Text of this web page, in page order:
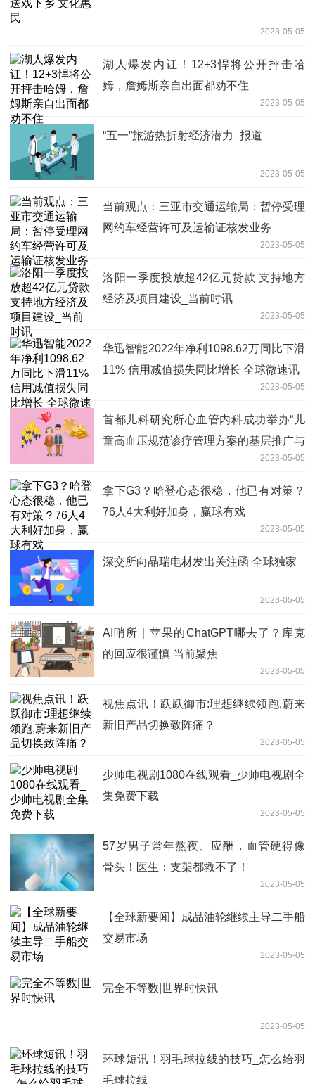
2023-05-05
湖人爆发内讧！12+3悍将公开抨击哈
姆，詹姆斯亲自出面都劝不住
2023-05-05
“五一”旅游热折射经济潜力_报道
2023-05-05
当前观点：三亚市交通运输局：暂停受理
网约车经营许可及运输证核发业务
2023-05-05
洛阳一季度投放超42亿元贷款 支持地方
经济及项目建设_当前时讯
2023-05-05
华迅智能2022年净利1098.62万同比下滑
11% 信用减值损失同比增长 全球微速讯
2023-05-05
首都儿科研究所心血管内科成功举办“儿
童高血压规范诊疗管理方案的基层推广与
2023-05-05
拿下G3？哈登心态很稳，他已有对策？
76人4大利好加身，赢球有戏
2023-05-05
深交所向晶瑞电材发出关注函 全球独家
2023-05-05
AI哨所｜苹果的ChatGPT哪去了？库克
的回应很谨慎 当前聚焦
2023-05-05
视焦点讯！跃跃御市:理想继续领跑,蔚来
新旧产品切换致阵痛？
2023-05-05
少帅电视剧1080在线观看_少帅电视剧全
集免费下载
2023-05-05
57岁男子常年熬夜、应酬，血管硬得像
骨头！医生：支架都救不了！
2023-05-05
【全球新要闻】成品油轮继续主导二手船
交易市场
2023-05-05
完全不等数|世界时快讯
2023-05-05
环球短讯！羽毛球拉线的技巧_怎么给羽
毛球拉线